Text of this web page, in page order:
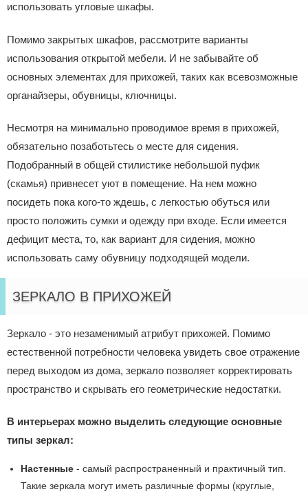
использовать угловые шкафы.
Помимо закрытых шкафов, рассмотрите варианты
использования открытой мебели. И не забывайте об
основных элементах для прихожей, таких как всевозможные
органайзеры, обувницы, ключницы.
Несмотря на минимально проводимое время в прихожей,
обязательно позаботьтесь о месте для сидения.
Подобранный в общей стилистике небольшой пуфик
(скамья) привнесет уют в помещение. На нем можно
посидеть пока кого-то ждешь, с легкостью обуться или
просто положить сумки и одежду при входе. Если имеется
дефицит места, то, как вариант для сидения, можно
использовать саму обувницу подходящей модели.
ЗЕРКАЛО В ПРИХОЖЕЙ
Зеркало - это незаменимый атрибут прихожей. Помимо
естественной потребности человека увидеть свое отражение
перед выходом из дома, зеркало позволяет корректировать
пространство и скрывать его геометрические недостатки.
В интерьерах можно выделить следующие основные
типы зеркал:
Настенные - самый распространенный и практичный тип.
Такие зеркала могут иметь различные формы (круглые,